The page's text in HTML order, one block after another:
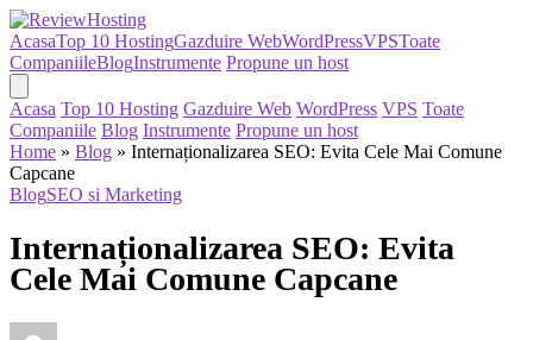
AcasaTop 10 HostingGazduire WebWordPressVPSToate
CompaniileBlogInstrumente Propune un host
Acasa Top 10 Hosting Gazduire Web WordPress VPS Toate
Companiile Blog Instrumente Propune un host
Home » Blog » Internaționalizarea SEO: Evita Cele Mai Comune
Capcane
BlogSEO si Marketing
Internaționalizarea SEO: Evita
Cele Mai Comune Capcane